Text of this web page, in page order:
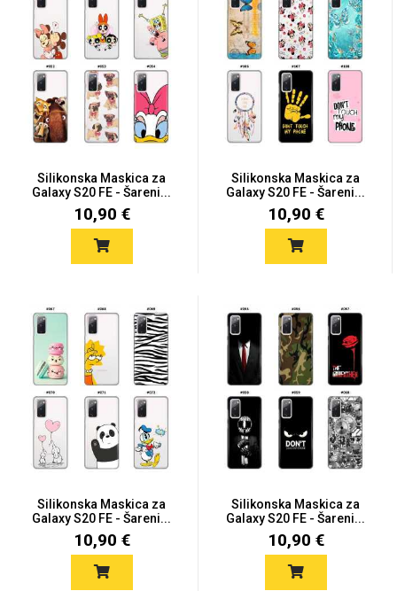
Silikonska Maskica za
Galaxy S20 FE - Šareni...
10,90 €
Silikonska Maskica za
Galaxy S20 FE - Šareni...
10,90 €
Silikonska Maskica za
Galaxy S20 FE - Šareni...
10,90 €
Silikonska Maskica za
Galaxy S20 FE - Šareni...
10,90 €